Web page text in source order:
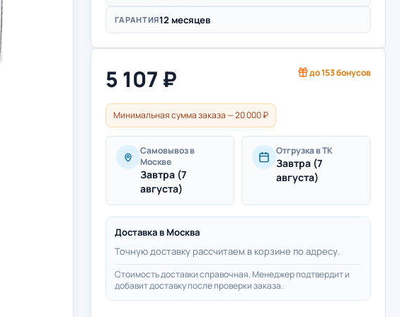
ГАРАНТИЯ12 месяцев
5 107 ₽ до153бонусов
Минимальная сумма заказа — 20 000 ₽
Самовывоз в
Москве
Завтра (7
августа)
Отгрузка в ТК
Завтра (7
августа)
Доставка в Москва
Точную доставку рассчитаем в корзине по адресу.
Стоимость доставки справочная. Менеджер подтвердит и
добавит доставку после проверки заказа.